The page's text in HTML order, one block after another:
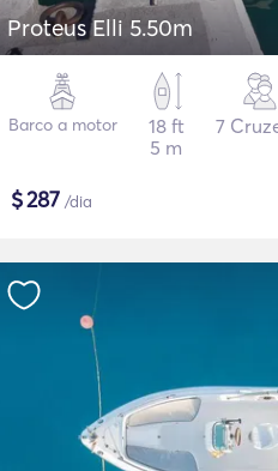
Proteus Elli 5.50m
Barco a motor
18 ft
5 m
7
$287 /dia